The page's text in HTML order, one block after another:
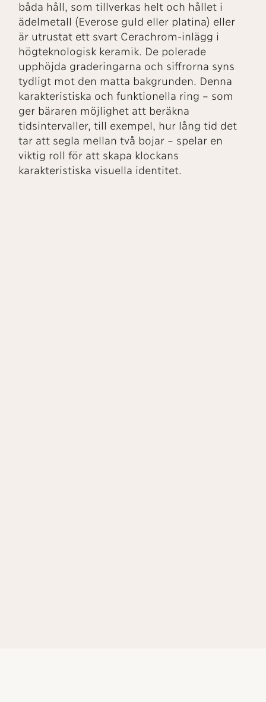
båda håll, som tillverkas helt och hållet i
ädelmetall (Everose guld eller platina) eller
är utrustat ett svart Cerachrom-inlägg i
högteknologisk keramik. De polerade
upphöjda graderingarna och siffrorna syns
tydligt mot den matta bakgrunden. Denna
karakteristiska och funktionella ring – som
ger bäraren möjlighet att beräkna
tidsintervaller, till exempel, hur lång tid det
tar att segla mellan två bojar – spelar en
viktig roll för att skapa klockans
karakteristiska visuella identitet.